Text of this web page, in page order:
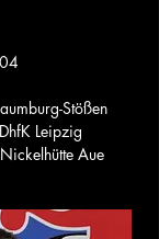
Stößen
DhfK Leipzig
Nickelhütte Aue